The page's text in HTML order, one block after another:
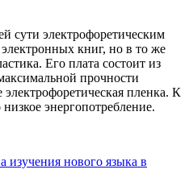
сути электрофоретическим
книг, но в то же
Его плата состоит из
прочности
электрофоретическая пленка. К
энергопотребление.
нового языка в